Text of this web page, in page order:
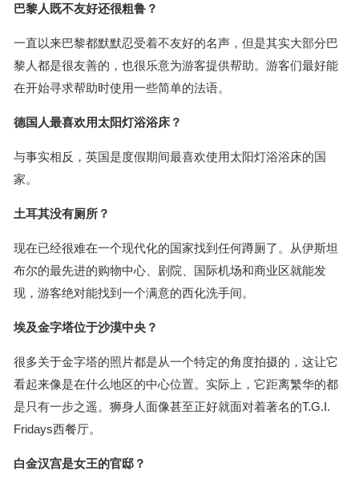
巴黎人既不友好还很粗鲁？
一直以来巴黎都默默忍受着不友好的名声，但是其实大部分巴
黎人都是很友善的，也很乐意为游客提供帮助。游客们最好能
在开始寻求帮助时使用一些简单的法语。
德国人最喜欢用太阳灯浴浴床？
与事实相反，英国是度假期间最喜欢使用太阳灯浴浴床的国
家。
土耳其没有厕所？
现在已经很难在一个现代化的国家找到任何蹲厕了。从伊斯坦
布尔的最先进的购物中心、剧院、国际机场和商业区就能发
现，游客绝对能找到一个满意的西化洗手间。
埃及金字塔位于沙漠中央？
很多关于金字塔的照片都是从一个特定的角度拍摄的，这让它
看起来像是在什么地区的中心位置。实际上，它距离繁华的都
是只有一步之遥。狮身人面像甚至正好就面对着著名的T.G.I.
Fridays西餐厅。
白金汉宫是女王的官邸？